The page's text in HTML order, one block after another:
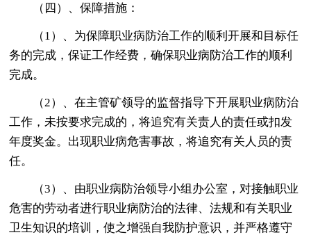
（四）、保障措施：
（1）、为保障职业病防治工作的顺利开展和目标任
务的完成，保证工作经费，确保职业病防治工作的顺利
完成。
（2）、在主管矿领导的监督指导下开展职业病防治
工作，未按要求完成的，将追究有关责人的责任或扣发
年度奖金。出现职业病危害事故，将追究有关人员的责
任。
（3）、由职业病防治领导小组办公室，对接触职业
危害的劳动者进行职业病防治的法律、法规和有关职业
卫生知识的培训，使之增强自我防护意识，并严格遵守